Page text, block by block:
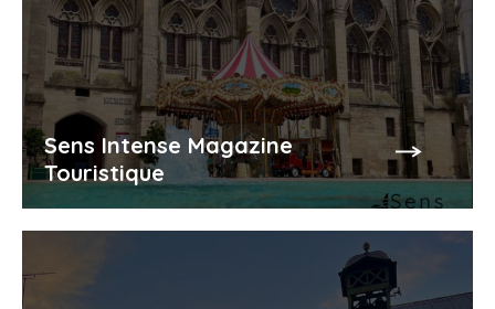
Sens Intense Magazine
Touristique